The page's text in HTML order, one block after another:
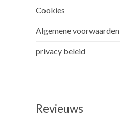
Cookies
Algemene voorwaarden
privacy beleid
Revieuws